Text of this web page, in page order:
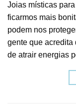
Joias místicas
ficarmos mais
podem nos
gente que acredita
de atrair energias